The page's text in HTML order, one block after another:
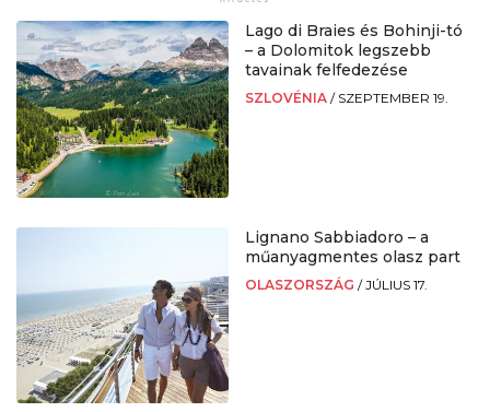
Lago di Braies és Bohinji-tó
– a Dolomitok legszebb
tavainak felfedezése
SZLOVÉNIA / SZEPTEMBER 19.
Lignano Sabbiadoro – a
műanyagmentes olasz part
OLASZORSZÁG /JÚLIUS 17.